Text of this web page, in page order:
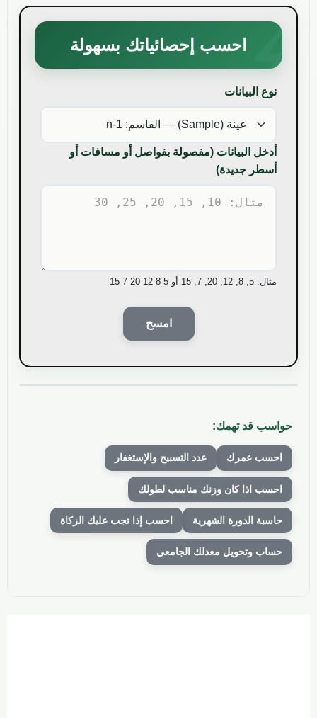
احسب إحصائياتك بسهولة
نوع البيانات
أدخل البيانات (مفصولة بفواصل أو مسافات أو
أسطر جديدة)
مثال: 5, 8, 12, 20, 7, 15 أو 5 8 12 20 7 15
امسح
حواسب قد تهمك:
احسب عمرك عدد التسبيح والإستغفار
احسب اذا كان وزنك مناسب لطولك
حاسبة الدورة الشهرية احسب إذا تجب عليك الزكاة
حساب وتحويل معدلك الجامعي